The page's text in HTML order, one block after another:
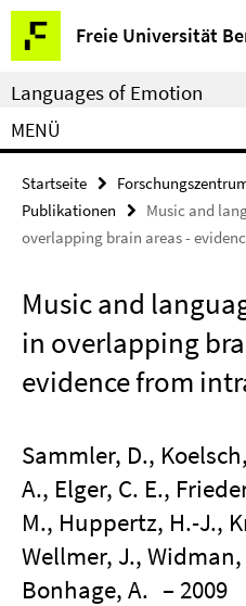
Springe
direkt
zu
Inhalt
Freie Universität
Service-
Navigation
Languages of Emotion
MENÜ
Startseite
Publikationen
Music and
overlapping brain areas -
Music and
in overlapping
evidence from
Sammler, D.,
A., Elger, C. E.,
M., Huppertz, H.-J.,
Wellmer, J.,
Bonhage, A. – 2009